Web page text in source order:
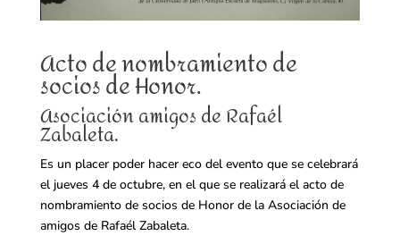
Acto de nombramiento de
socios de Honor.
Asociación amigos de Rafaél
Zabaleta.
Es un placer poder hacer eco del evento que se celebrará
el jueves 4 de octubre, en el que se realizará el acto de
nombramiento de socios de Honor de la Asociación de
amigos de Rafaél Zabaleta.